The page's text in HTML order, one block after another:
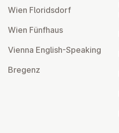
Wien Flor­idsdorf
Wien Fünfhaus
Vienna English-Speaking
Bregenz